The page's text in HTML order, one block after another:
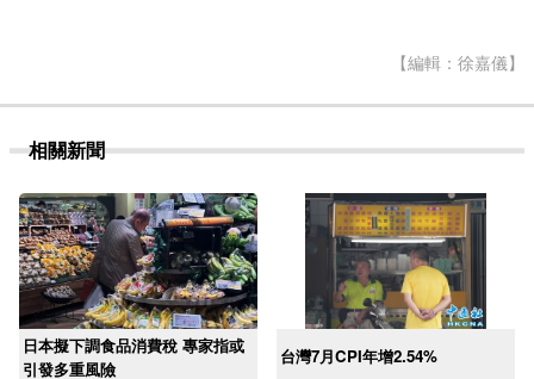
【編輯：徐嘉儀】
相關新聞
日本擬下調食品消費稅 專家指或
引發多重風險
台灣7月CPI年增2.54%